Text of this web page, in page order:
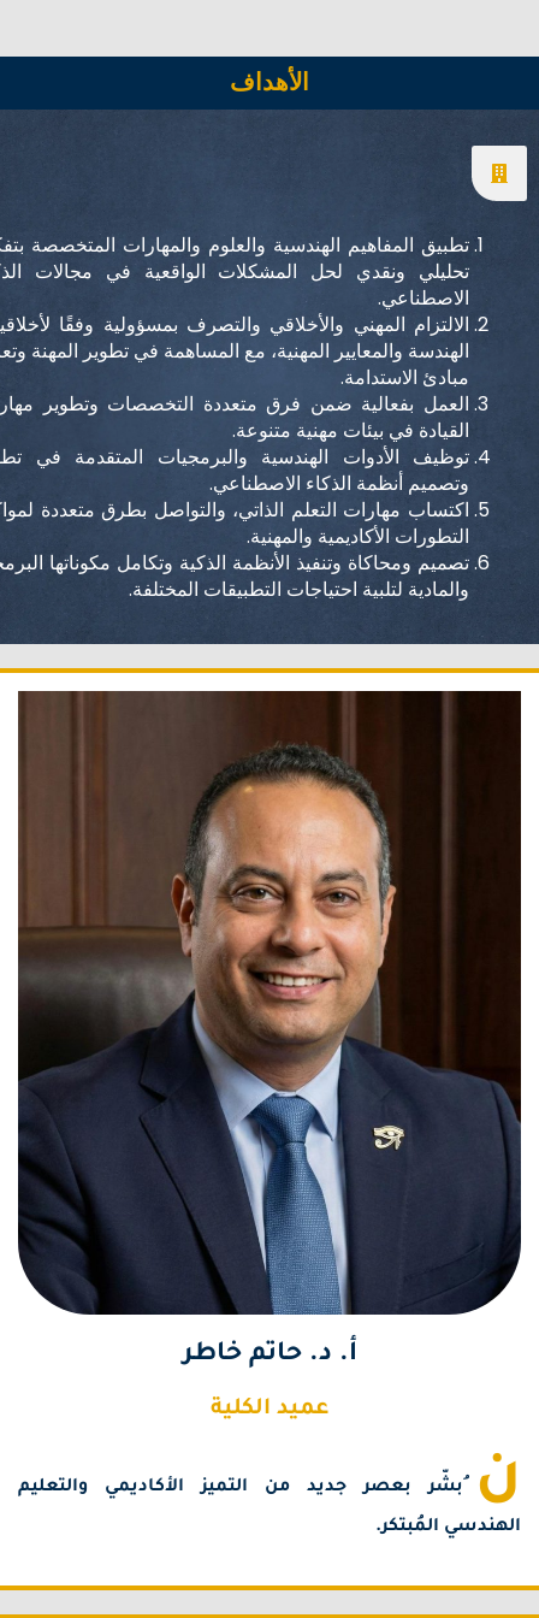
الأهداف
تطبيق المفاهيم الهندسية والعلوم والمهارات المتخصصة بتفكير
تحليلي ونقدي لحل المشكلات الواقعية في مجالات الذكاء
الاصطناعي.
الالتزام المهني والأخلاقي والتصرف بمسؤولية وفقًا لأخلاقيات
الهندسة والمعايير المهنية، مع المساهمة في تطوير المهنة وتعزيز
مبادئ الاستدامة.
العمل بفعالية ضمن فرق متعددة التخصصات وتطوير مهارات
القيادة في بيئات مهنية متنوعة.
توظيف الأدوات الهندسية والبرمجيات المتقدمة في تطوير
وتصميم أنظمة الذكاء الاصطناعي.
اكتساب مهارات التعلم الذاتي، والتواصل بطرق متعددة لمواكبة
التطورات الأكاديمية والمهنية.
تصميم ومحاكاة وتنفيذ الأنظمة الذكية وتكامل مكوناتها البرمجية
والمادية لتلبية احتياجات التطبيقات المختلفة.
أ. د. حاتم خاطر
عميد الكلية
ُبشّر بعصر جديد من التميز الأكاديمي والتعليم
المُبتكر.